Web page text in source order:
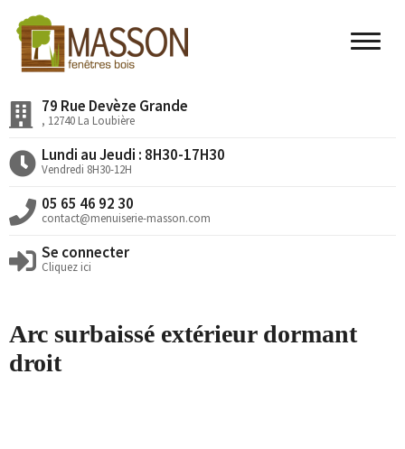
Accueil
Nos Valeurs
Nos Produits
Nos Réalisations
Actualités
79 Rue Devèze Grande
, 12740 La Loubière
Lundi au Jeudi : 8H30-17H30
Vendredi 8H30-12H
05 65 46 92 30
contact@menuiserie-masson.com
Se connecter
Cliquez ici
Arc surbaissé extérieur dormant
droit